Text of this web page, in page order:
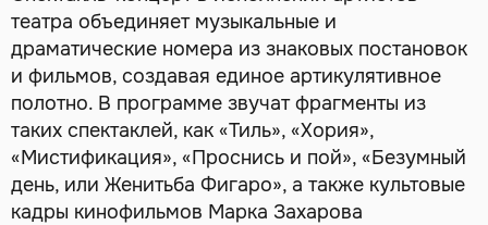
театра объединяет музыкальные и
драматические номера из знаковых постановок
и фильмов, создавая единое артикулятивное
полотно. В программе звучат фрагменты из
таких спектаклей, как «Тиль», «Хория»,
«Мистификация», «Проснись и пой», «Безумный
день, или Женитьба Фигаро», а также культовые
кадры кинофильмов Марка Захарова